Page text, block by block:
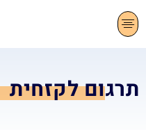
תרגום לקזחית